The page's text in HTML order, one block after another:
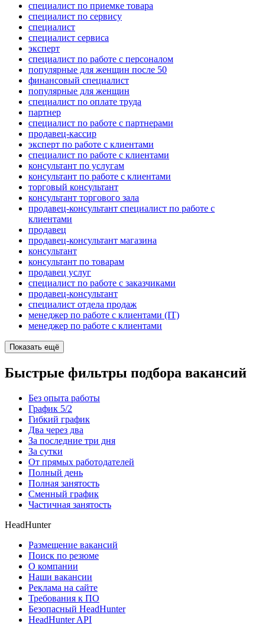
специалист по приемке товара
специалист по сервису
специалист
специалист сервиса
эксперт
специалист по работе с персоналом
популярные для женщин после 50
финансовый специалист
популярные для женщин
специалист по оплате труда
партнер
специалист по работе с партнерами
продавец-кассир
эксперт по работе с клиентами
специалист по работе с клиентами
консультант по услугам
консультант по работе с клиентами
торговый консультант
консультант торгового зала
продавец-консультант специалист по работе с
клиентами
продавец
продавец-консультант магазина
консультант
консультант по товарам
продавец услуг
специалист по работе с заказчиками
продавец-консультант
специалист отдела продаж
менеджер по работе с клиентами (IT)
менеджер по работе с клиентами
Показать ещё
Быстрые фильтры подбора вакансий
Без опыта работы
График 5/2
Гибкий график
Два через два
За последние три дня
За сутки
От прямых работодателей
Полный день
Полная занятость
Сменный график
Частичная занятость
HeadHunter
Размещение вакансий
Поиск по резюме
О компании
Наши вакансии
Реклама на сайте
Требования к ПО
Безопасный HeadHunter
HeadHunter API